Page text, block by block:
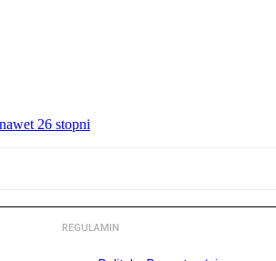
26 stopni
REGULAMIN